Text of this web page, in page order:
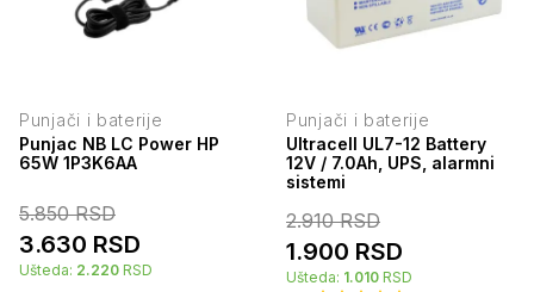
Punjači i baterije
Punjac NB LC Power HP
65W 1P3K6AA
5.850RSD
3.630 RSD
Ušteda: 2.220 RSD
Punjači i baterije
Ultracell UL7-12 Battery
12V / 7.0Ah, UPS, alarmni
sistemi
2.910RSD
1.900 RSD
Ušteda: 1.010 RSD